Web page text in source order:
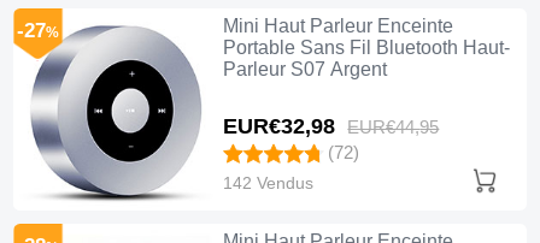
Mini Haut Parleur Enceinte
Portable Sans Fil Bluetooth Haut-
Parleur S07 Argent
EUR€32,98 EUR€44,95
-27%
(72)
142 Vendus